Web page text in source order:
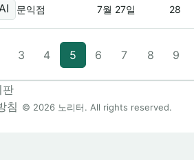
AI는 정말 개발자의 일자리를 뺏고
문익점 7월 27일 28
3 4 5 6 7 8 9
판
침 © 2026 노리터. All rights reserved.